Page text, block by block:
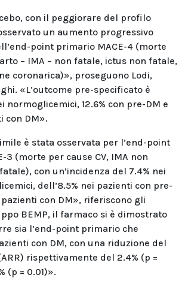
con il peggiorare del profilo
un aumento progressivo
point primario MACE-4 (morte
– IMA – non fatale, ictus non fatale,
coronarica)», proseguono Lodi,
«L’outcome pre-specificato è
normoglicemici, 12.6% con pre-DM e
con DM».
è stata osservata per l’end-point
3 (morte per cause CV, IMA non
con un’incidenza del 7.4% nei
dell’8.5% nei pazienti con pre-
pazienti con DM», riferiscono gli
BEMP, il farmaco si è dimostrato
sia l’end-point primario che
con DM, con una riduzione del
rispettivamente del 2.4% (p =
(p = 0.01)».